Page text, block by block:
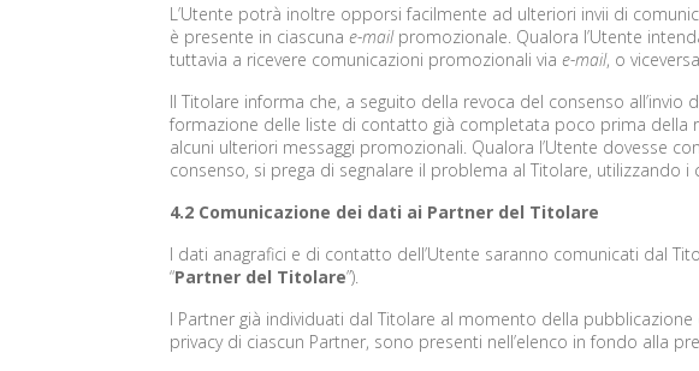
L’Utente potrà inoltre opporsi facilmente ad ulteriori invii di
è presente in ciascuna e-mailpromozionale. Qualora l’Utente
tuttavia a ricevere comunicazioni promozionali via e-mail, o
Il Titolare informa che, a seguito della revoca del consenso
formazione delle liste di contatto già completata poco prima della
alcuni ulteriori messaggi promozionali. Qualora l’Utente dovesse
consenso, si prega di segnalare il problema al Titolare, utilizzando
4.2 Comunicazione dei dati ai Partner del Titolare
I dati anagrafici e di contatto dell’Utente saranno comunicati dal
“Partner del Titolare”).
I Partner già individuati dal Titolare al momento della
privacy di ciascun Partner, sono presenti nell’elenco in fondo alla